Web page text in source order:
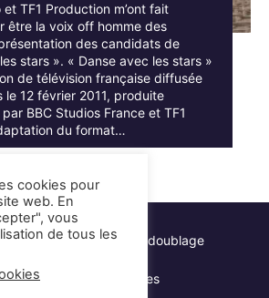
et TF1 Production m’ont fait
être la voix off homme des
des candidats de
stars ». « Danse avec les stars »
de télévision française diffusée
le 12 février 2011, produite
BBC Studios France et TF1
du format…
- Comédien voix-off & doublage
légales Partenaires
cookies pour
web. En
vous
de tous les